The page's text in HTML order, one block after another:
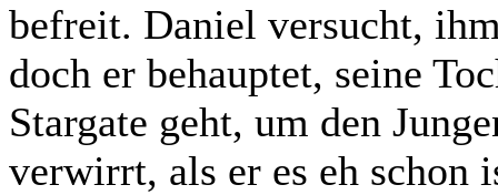
befreit. Daniel versucht,
doch er behauptet, seine
Stargate geht, um den
verwirrt, als er es eh schon